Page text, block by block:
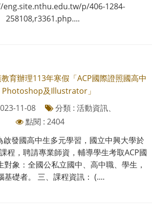
p/406-1284-
258108,r3361.php....
育辦理113年寒假「ACP國際證照國高中
Photoshop及Illustrator」
11-08
分類 : 活動資訊、
點閱 : 2404
啟發國高中生多元學習，國立中興大學於
程，聘請專業師資，輔導學生考取ACP國
對象：全國公私立國中、高中職、學生，
基礎者。 三、課程資訊： (....